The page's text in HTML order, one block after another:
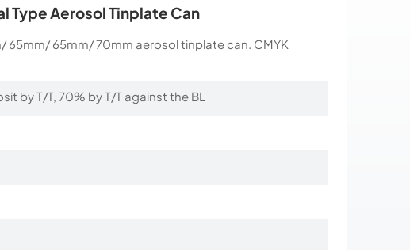
Type Aerosol Tinplate Can
65mm/ 70mm aerosol tinplate can. CMYK
by T/T, 70% by T/T against the BL